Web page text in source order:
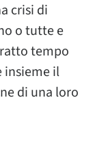
crisi di
o tutte e
tempo
insieme il
di una loro